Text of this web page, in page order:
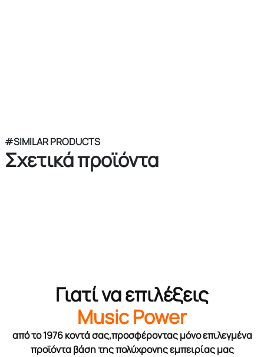
#SIMILAR PRODUCTS
Σχετικά προϊόντα
Γιατί να επιλέξεις
Music Power
από το 1976 κοντά σας,προσφέροντας μόνο επιλεγμένα
προϊόντα βάση της πολύχρονης εμπειρίας μας